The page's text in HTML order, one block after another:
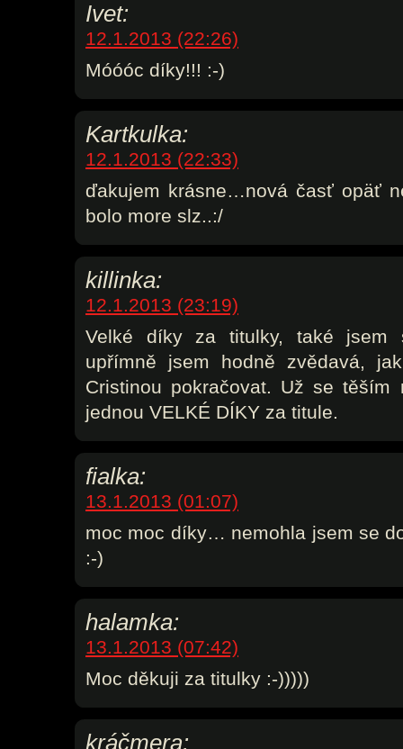
Ivet:
12.1.2013 (22:26)
Móóóc díky!!! :-)
Kartkulka:
12.1.2013 (22:33)
ďakujem krásne…nová časť opäť
bolo more slz..:/
killinka:
12.1.2013 (23:19)
Velké díky za titulky, také jsem
upřímně jsem hodně zvědavá,
Cristinou pokračovat. Už se
jednou VELKÉ DÍKY za titule.
fialka:
13.1.2013 (01:07)
moc moc díky… nemohla jsem se
:-)
halamka:
13.1.2013 (07:42)
Moc děkuji za titulky :-)))))
kráčmera: